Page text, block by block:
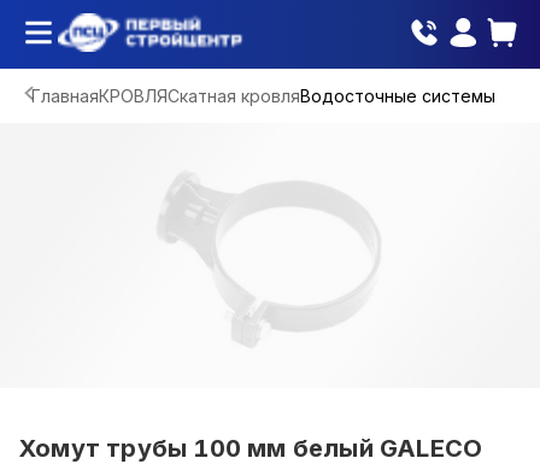
ГлавнаяКРОВЛЯСкатная кровляВодосточные системы
Хомут трубы 100 мм белый GALECO